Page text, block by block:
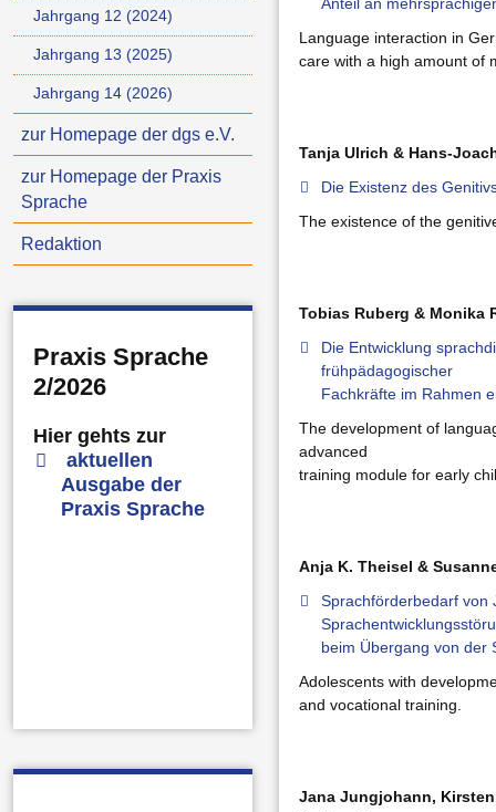
Jahrgang 12 (2024)
Jahrgang 13 (2025)
Jahrgang 14 (2026)
zur Homepage der dgs e.V.
zur Homepage der Praxis
Sprache
Redaktion
Praxis Sprache
2/2026
Hier gehts zur
aktuellen
Ausgabe der
Praxis Sprache
Language interaction in
care with a high amount of
Tanja Ulrich & Hans-
Die Existenz des
The existence of the
Tobias Ruberg & Monika
Die Entwicklung
frühpädagogischer
Fachkräfte im Rahmen
The development of
advanced
training module for early
Anja K. Theisel &
Sprachförderbedarf von
beim Übergang von der
Adolescents with
and vocational training.
Jana Jungjohann,